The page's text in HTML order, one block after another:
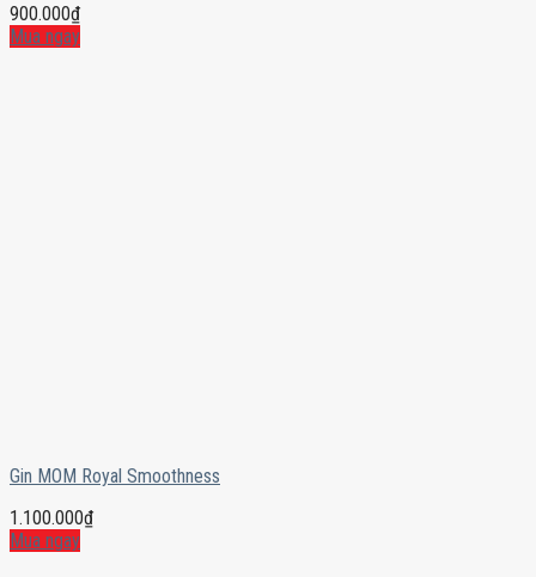
900.000₫
Mua ngay
Gin MOM Royal Smoothness
1.100.000₫
Mua ngay